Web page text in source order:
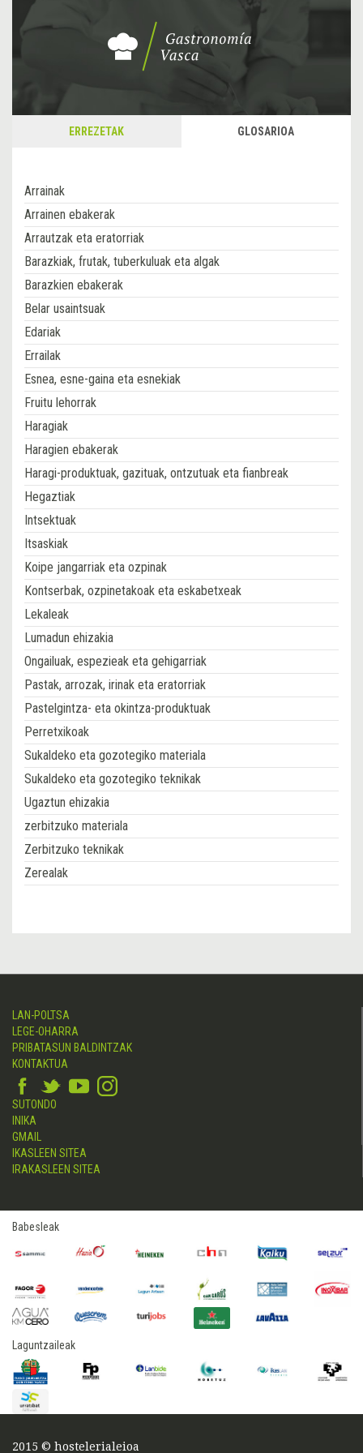
ERREZETAK GLOSARIOA
Arrainak
Arrainen ebakerak
Arrautzak eta eratorriak
Barazkiak, frutak, tuberkuluak eta algak
Barazkien ebakerak
Belar usaintsuak
Edariak
Errailak
Esnea, esne-gaina eta esnekiak
Fruitu lehorrak
Haragiak
Haragien ebakerak
Haragi-produktuak, gazituak, ontzutuak eta fianbreak
Hegaztiak
Intsektuak
Itsaskiak
Koipe jangarriak eta ozpinak
Kontserbak, ozpinetakoak eta eskabetxeak
Lekaleak
Lumadun ehizakia
Ongailuak, espezieak eta gehigarriak
Pastak, arrozak, irinak eta eratorriak
Pastelgintza- eta okintza-produktuak
Perretxikoak
Sukaldeko eta gozotegiko materiala
Sukaldeko eta gozotegiko teknikak
Ugaztun ehizakia
zerbitzuko materiala
Zerbitzuko teknikak
Zerealak
LAN-POLTSA
LEGE-OHARRA
PRIBATASUN BALDINTZAK
KONTAKTUA
SUTONDO
INIKA
GMAIL
IKASLEEN SITEA
IRAKASLEEN SITEA
Babesleak
Laguntzaileak
2015 © hostelerialeioa